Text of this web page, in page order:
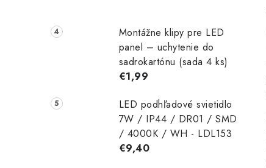
Montážne klipy pre LED
panel – uchytenie do
sadrokartónu (sada 4 ks)
€1,99
LED podhľadové svietidlo
7W / IP44 / DR01 / SMD
/ 4000K / WH - LDL153
€9,40